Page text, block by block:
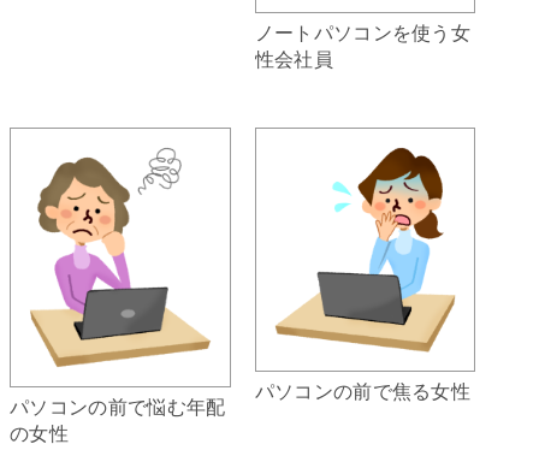
ノートパソコンを使う女
性会社員
パソコンの前で悩む年配
の女性
パソコンの前で焦る女性